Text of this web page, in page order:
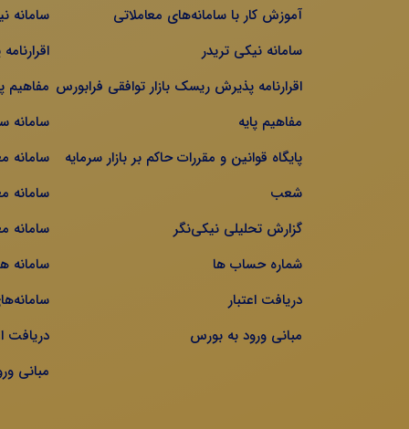
آموزش کار با سامانه‌های معاملاتی
سامانه نیکی تریدر
اقرارنامه پذیرش ریسک بازار توافقی فرابورس
مفاهیم پایه
پایگاه قوانین و مقررات حاکم بر بازار سرمایه
شعب
گزارش تحلیلی نیکی‌نگر
شماره حساب ها
دریافت اعتبار
مبانی ورود به بورس
سامانه
مفاهیم
سامانه
سامانه
سامانه
سامانه
سامانه
دریافت
مبانی